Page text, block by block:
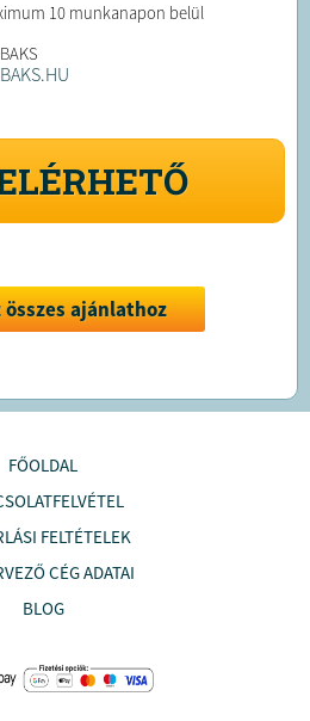
10 munkanapon belül
összes ajánlathoz
FŐOLDAL
FELTÉTELEK
CÉG ADATAI
BLOG